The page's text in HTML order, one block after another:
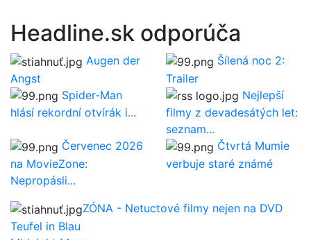
Headline.sk odporúča
Augen der
Angst
Šílená noc 2:
Trailer
Spider-Man
hlásí rekordní otvírák i...
Nejlepší
filmy z devadesátých let:
seznam...
Červenec 2026
na MovieZone:
Nepropásli...
Čtvrtá Mumie
verbuje staré známé
ZÓNA - Netuctové filmy nejen na DVD
Teufel in Blau